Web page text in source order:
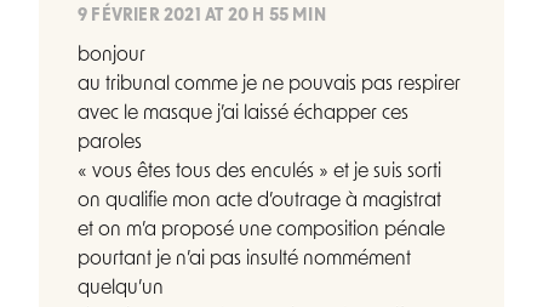
9 FÉVRIER 2021 AT 20 H 55 MIN
bonjour
au tribunal comme je ne pouvais pas respirer
avec le masque j’ai laissé échapper ces
paroles
« vous êtes tous des enculés » et je suis sorti
on qualifie mon acte d’outrage à magistrat
et on m’a proposé une composition pénale
pourtant je n’ai pas insulté nommément
quelqu’un